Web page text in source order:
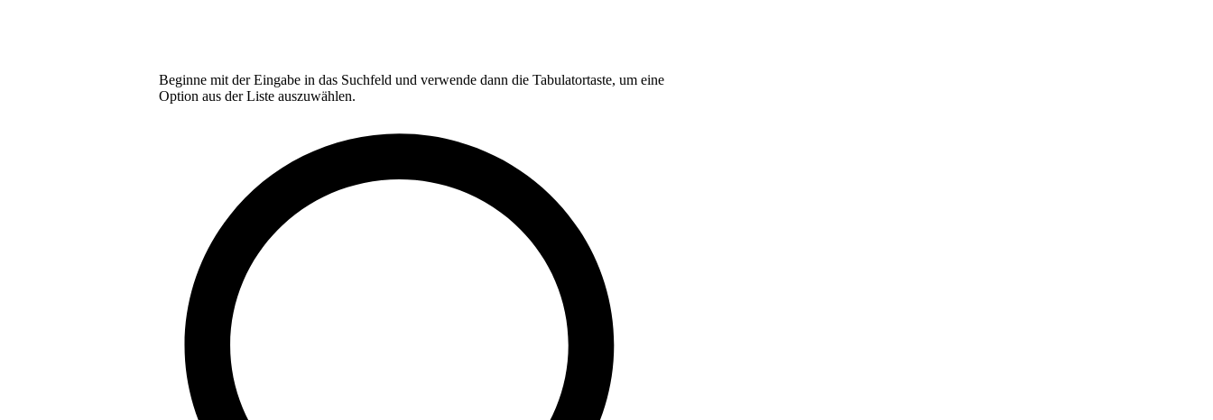
Beginne mit der Eingabe in das Suchfeld und verwende dann die Tabulatortaste, um eine
Option aus der Liste auszuwählen.